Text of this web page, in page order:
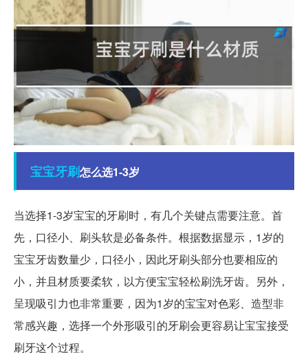
宝宝牙刷怎么选1-3岁
当选择1-3岁宝宝的牙刷时，有几个关键点需要注意。首
先，口径小、刷头软是必备条件。根据数据显示，1岁的
宝宝牙齿数量少，口径小，因此牙刷头部分也要相应的
小，并且材质要柔软，以方便宝宝轻松刷洗牙齿。另外，
呈现吸引力也非常重要，因为1岁的宝宝对色彩、造型非
常感兴趣，选择一个外形吸引的牙刷会更容易让宝宝接受
刷牙这个过程。